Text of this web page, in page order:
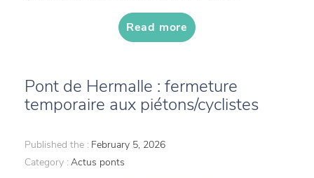
Read more
Pont de Hermalle : fermeture
temporaire aux piétons/cyclistes
Published the : February 5, 2026
Category : Actus ponts